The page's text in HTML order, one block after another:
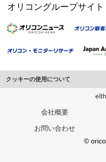
オリコングループサイト
クッキーの使用について
このサイトでは Cookie を使用して
行っています。
メディアや広告配信、データ解析の
各パートナーは、この情報とユーザ
ユーザーが各パートナーのサービス
会社概要
お問い合わせ
©